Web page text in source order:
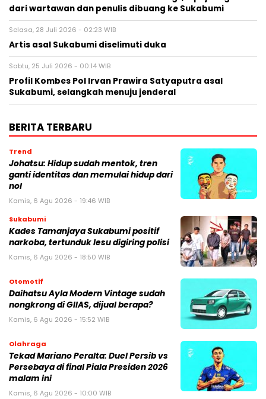
dari wartawan dan penulis dibuang ke Sukabumi
Selasa, 28 Juli 2026 - 02:23 WIB
Artis asal Sukabumi diselimuti duka
Sabtu, 25 Juli 2026 - 00:14 WIB
Profil Kombes Pol Irvan Prawira Satyaputra asal
Sukabumi, selangkah menuju jenderal
BERITA TERBARU
Trend
Johatsu: Hidup sudah mentok, tren
ganti identitas dan memulai hidup dari
nol
Kamis, 6 Agu 2026 - 19:46 WIB
Sukabumi
Kades Tamanjaya Sukabumi positif
narkoba, tertunduk lesu digiring polisi
Kamis, 6 Agu 2026 - 18:50 WIB
Otomotif
Daihatsu Ayla Modern Vintage sudah
nongkrong di GIIAS, dijual berapa?
Kamis, 6 Agu 2026 - 15:52 WIB
Olahraga
Tekad Mariano Peralta: Duel Persib vs
Persebaya di final Piala Presiden 2026
malam ini
Kamis, 6 Agu 2026 - 10:00 WIB